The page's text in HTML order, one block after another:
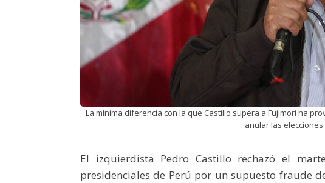
La mínima diferencia con la que Castillo supera a Fujimori ha
anular las elecciones
El izquierdista Pedro Castillo rechazó el
presidenciales de Perú por un supuesto fraude